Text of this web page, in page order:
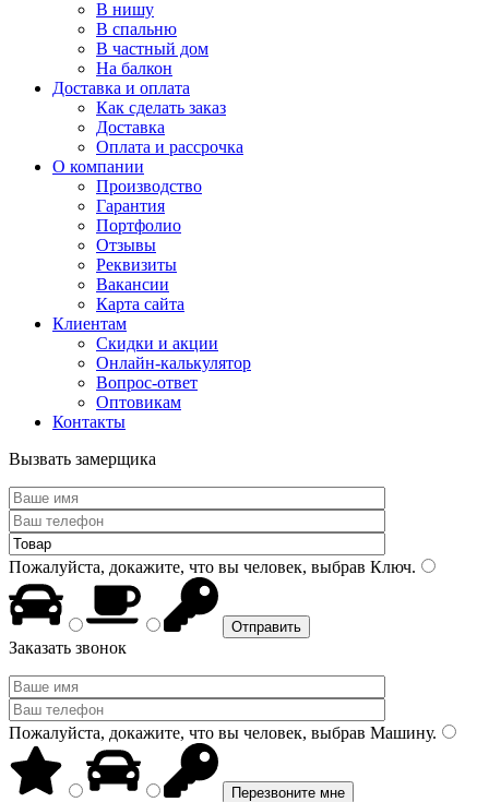
В нишу
В спальню
В частный дом
На балкон
Доставка и оплата
Как сделать заказ
Доставка
Оплата и рассрочка
О компании
Производство
Гарантия
Портфолио
Отзывы
Реквизиты
Вакансии
Карта сайта
Клиентам
Скидки и акции
Онлайн-калькулятор
Вопрос-ответ
Оптовикам
Контакты
Вызвать замерщика
Пожалуйста, докажите, что вы человек, выбрав Ключ.
Заказать звонок
Пожалуйста, докажите, что вы человек, выбрав Машину.